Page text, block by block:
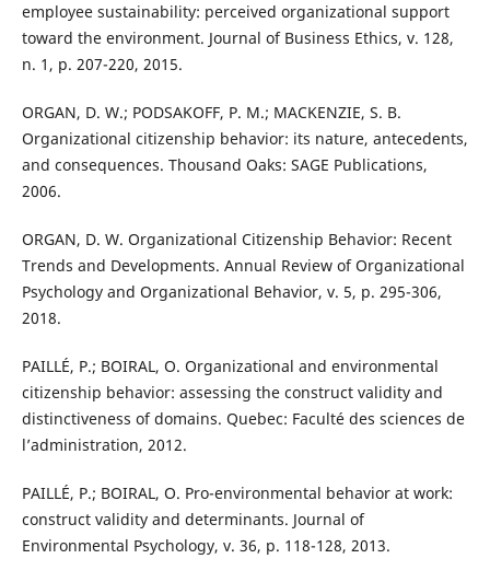
employee sustainability: perceived organizational support
toward the environment. Journal of Business Ethics, v. 128,
n. 1, p. 207-220, 2015.
ORGAN, D. W.; PODSAKOFF, P. M.; MACKENZIE, S. B.
Organizational citizenship behavior: its nature, antecedents,
and consequences. Thousand Oaks: SAGE Publications,
2006.
ORGAN, D. W. Organizational Citizenship Behavior: Recent
Trends and Developments. Annual Review of Organizational
Psychology and Organizational Behavior, v. 5, p. 295-306,
2018.
PAILLÉ, P.; BOIRAL, O. Organizational and environmental
citizenship behavior: assessing the construct validity and
distinctiveness of domains. Quebec: Faculté des sciences de
l’administration, 2012.
PAILLÉ, P.; BOIRAL, O. Pro-environmental behavior at work:
construct validity and determinants. Journal of
Environmental Psychology, v. 36, p. 118-128, 2013.